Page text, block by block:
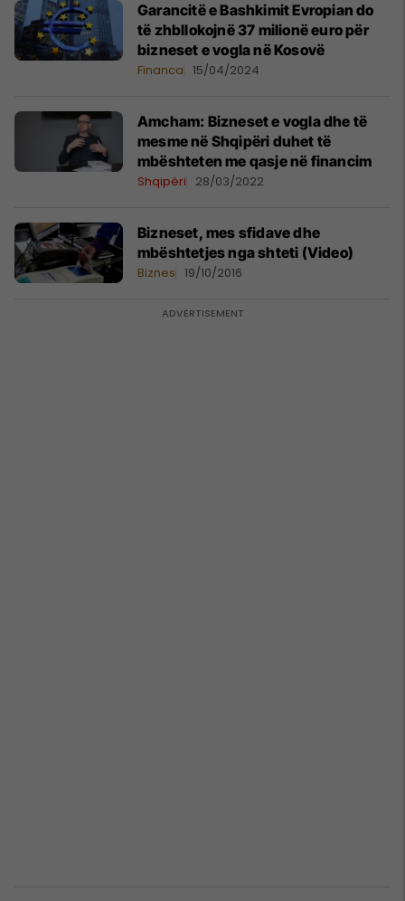
Garancitë e Bashkimit Evropian do
të zhbllokojnë 37 milionë euro për
bizneset e vogla në Kosovë
Financa 15/04/2024
Amcham: Bizneset e vogla dhe të
mesme në Shqipëri duhet të
mbështeten me qasje në financim
Shqipëri 28/03/2022
Bizneset, mes sfidave dhe
mbështetjes nga shteti (Video)
Biznes 19/10/2016